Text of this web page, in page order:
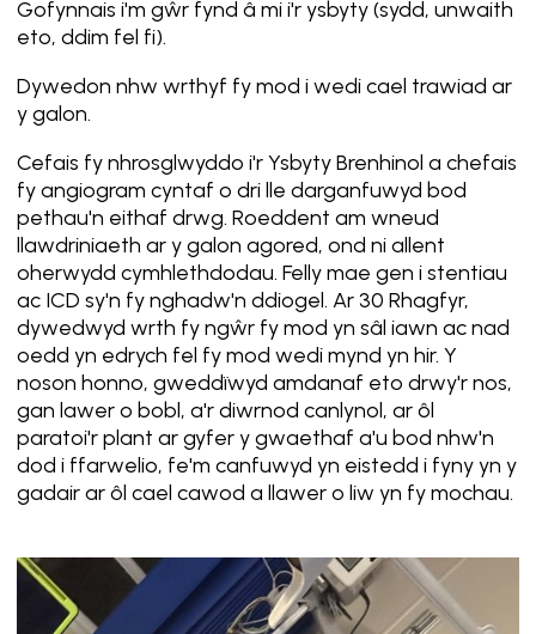
Gofynnais i'm gŵr fynd â mi i'r ysbyty (sydd, unwaith
eto, ddim fel fi).
Dywedon nhw wrthyf fy mod i wedi cael trawiad ar
y galon.
Cefais fy nhrosglwyddo i'r Ysbyty Brenhinol a chefais
fy angiogram cyntaf o dri lle darganfuwyd bod
pethau'n eithaf drwg. Roeddent am wneud
llawdriniaeth ar y galon agored, ond ni allent
oherwydd cymhlethdodau. Felly mae gen i stentiau
ac ICD sy'n fy nghadw'n ddiogel. Ar 30 Rhagfyr,
dywedwyd wrth fy ngŵr fy mod yn sâl iawn ac nad
oedd yn edrych fel fy mod wedi mynd yn hir. Y
noson honno, gweddïwyd amdanaf eto drwy'r nos,
gan lawer o bobl, a'r diwrnod canlynol, ar ôl
paratoi'r plant ar gyfer y gwaethaf a'u bod nhw'n
dod i ffarwelio, fe'm canfuwyd yn eistedd i fyny yn y
gadair ar ôl cael cawod a llawer o liw yn fy mochau.